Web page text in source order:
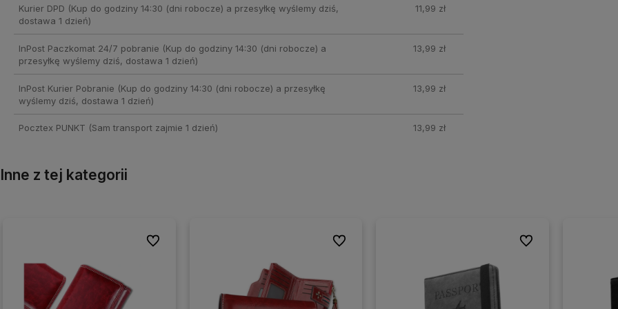
Kurier DPD (Kup do godziny 14:30 (dni robocze) a przesyłkę wyślemy dziś,
dostawa 1 dzień)
11,99 zł
InPost Paczkomat 24/7 pobranie (Kup do godziny 14:30 (dni robocze) a
przesyłkę wyślemy dziś, dostawa 1 dzień)
13,99 zł
InPost Kurier Pobranie (Kup do godziny 14:30 (dni robocze) a przesyłkę
wyślemy dziś, dostawa 1 dzień)
13,99 zł
Pocztex PUNKT (Sam transport zajmie 1 dzień) 13,99 zł
Inne z tej kategorii
Do ulubionych
Do ulubionych Do ulubionych
Do ulubionych Do ulubionych
Do ulubionych